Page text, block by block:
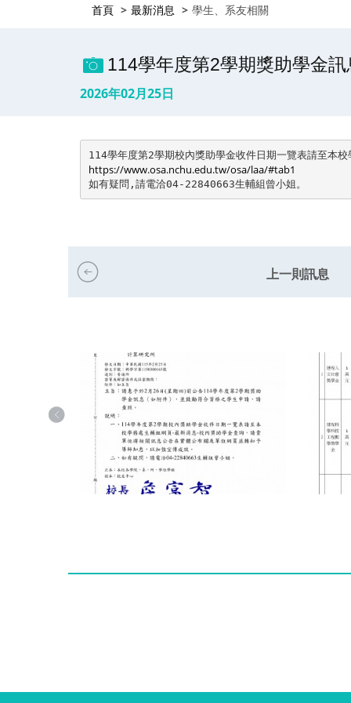
首頁 最新消息 學生、系友相關
114學年度第2學期獎助學金訊
2026年02月25日
https://www.osa.nchu.edu.tw/osa/laa/#tab1
上一則訊息